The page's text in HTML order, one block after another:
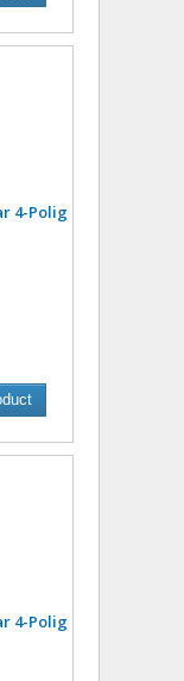
4-Polig
4-Polig